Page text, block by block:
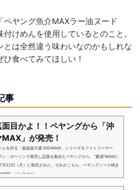
ペヤング魚介MAXラー油ヌード
けめんを使用しているとのこと。
とは全然違う味わいなのかもしれな
食べてみてほしい！
事
目かよ！！ペヤングから「沖
」が発売！
ムを誇る「超超超大盛 GIGAMAX」シリーズをファミリーマー
ン・ローソンで発売し話題を集めたペヤングから、“夏感”MAXの
22日（月）に発売された。それがこちら。ペヤングソース焼き
」パッケージ...